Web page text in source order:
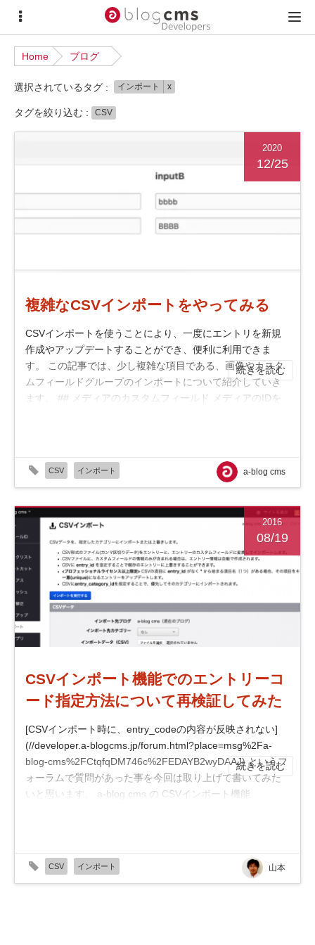
サ
イ
ド
メ
ニ
ュ
メ
ュ
Home ブログ
選択されているタグ : インポート x
タグを絞り込む : CSV
2020
12/25
複雑なCSVインポートをやってみる
CSVインポートを使うことにより、一度にエントリを新規
作成やアップデートすることができ、便利に利用できま
す。 この記事では、少し複雑な項目である、画像やカスタ
ムフィールドグループのインポートについて紹介していき
ます。 ## メディアのカスタムフィールド メディアのIDを
続きを読む
CSV インポート a-blog cms
2016
08/19
CSVインポート機能でのエントリーコ
ード指定方法について再検証してみた
[CSVインポート時に、entry_codeの内容が反映されない]
(//developer.a-blogcms.jp/forum.html?place=msg%2Fa-
blog-cms%2FCtqfqDM746c%2FEDAYB2wyDAAJ) というフ
ォーラムで質問があった事を今回は取り上げて書いてみた
いと思います。 a-blog cms の CSVインポート機能
続きを読む
CSV インポート 山本